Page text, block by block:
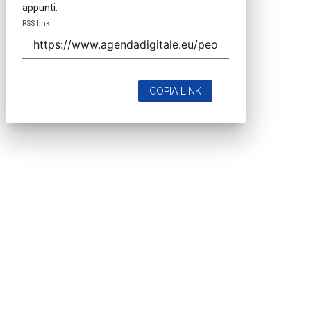
appunti.
RSS link
COPIA LINK